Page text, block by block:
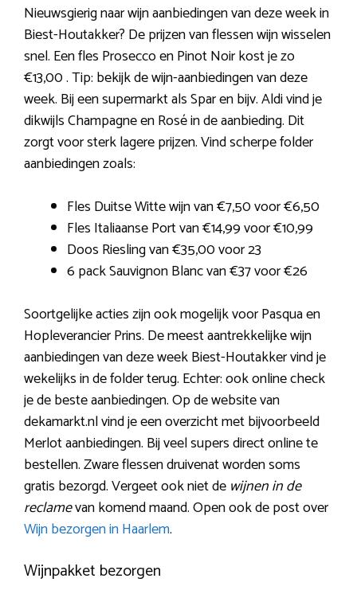
Nieuwsgierig naar wijn aanbiedingen van deze week in
Biest-Houtakker? De prijzen van flessen wijn wisselen
snel. Een fles Prosecco en Pinot Noir kost je zo
€13,00 . Tip: bekijk de wijn-aanbiedingen van deze
week. Bij een supermarkt als Spar en bijv. Aldi vind je
dikwijls Champagne en Rosé in de aanbieding. Dit
zorgt voor sterk lagere prijzen. Vind scherpe folder
aanbiedingen zoals:
Fles Duitse Witte wijn van €7,50 voor €6,50
Fles Italiaanse Port van €14,99 voor €10,99
Doos Riesling van €35,00 voor 23
6 pack Sauvignon Blanc van €37 voor €26
Soortgelijke acties zijn ook mogelijk voor Pasqua en
Hopleverancier Prins. De meest aantrekkelijke wijn
aanbiedingen van deze week Biest-Houtakker vind je
wekelijks in de folder terug. Echter: ook online check
je de beste aanbiedingen. Op de website van
dekamarkt.nl vind je een overzicht met bijvoorbeeld
Merlot aanbiedingen. Bij veel supers direct online te
bestellen. Zware flessen druivenat worden soms
gratis bezorgd. Vergeet ook niet de wijnen in de
reclamevan komend maand. Open ook de post over
Wijn bezorgen in Haarlem.
Wijnpakket bezorgen